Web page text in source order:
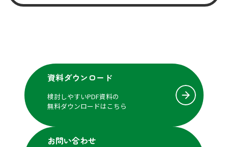
効率化 動画 売り場
専門小売 専門店 小売
店舗オペレーション 接客
資料ダウンロード
検討しやすいPDF資料の
無料ダウンロードはこちら
お問い合わせ